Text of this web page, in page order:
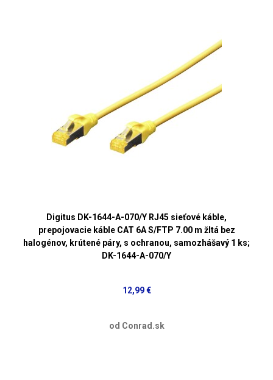
Digitus DK-1644-A-070/Y RJ45 sieťové káble,
prepojovacie káble CAT 6A S/FTP 7.00 m žltá bez
halogénov, krútené páry, s ochranou, samozhášavý 1 ks;
DK-1644-A-070/Y
12,99 €
od Conrad.sk